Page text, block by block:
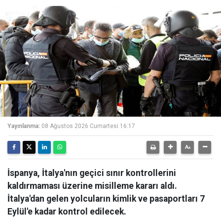
Yayınlanma: 08 Ağustos 2026 Cumartesi 16:17
İspanya, İtalya'nın geçici sınır kontrollerini
kaldırmaması üzerine misilleme kararı aldı.
İtalya'dan gelen yolcuların kimlik ve pasaportları 7
Eylül'e kadar kontrol edilecek.